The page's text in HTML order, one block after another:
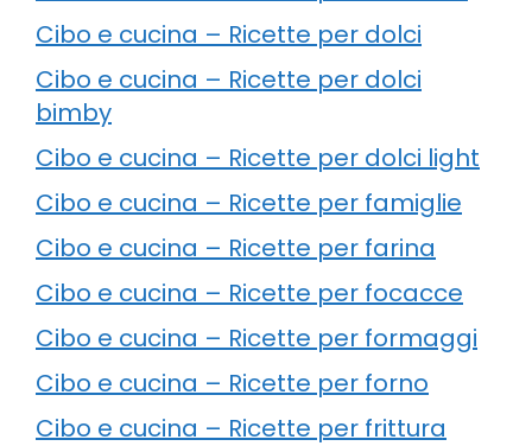
Cibo e cucina – Ricette per dolci
Cibo e cucina – Ricette per dolci
bimby
Cibo e cucina – Ricette per dolci light
Cibo e cucina – Ricette per famiglie
Cibo e cucina – Ricette per farina
Cibo e cucina – Ricette per focacce
Cibo e cucina – Ricette per formaggi
Cibo e cucina – Ricette per forno
Cibo e cucina – Ricette per frittura